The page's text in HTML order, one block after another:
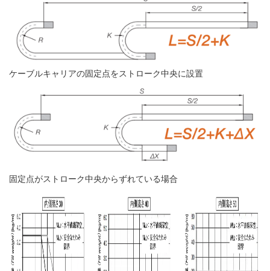
ケーブルキャリアの固定点をストローク中央に設置
固定点がストローク中央からずれている場合